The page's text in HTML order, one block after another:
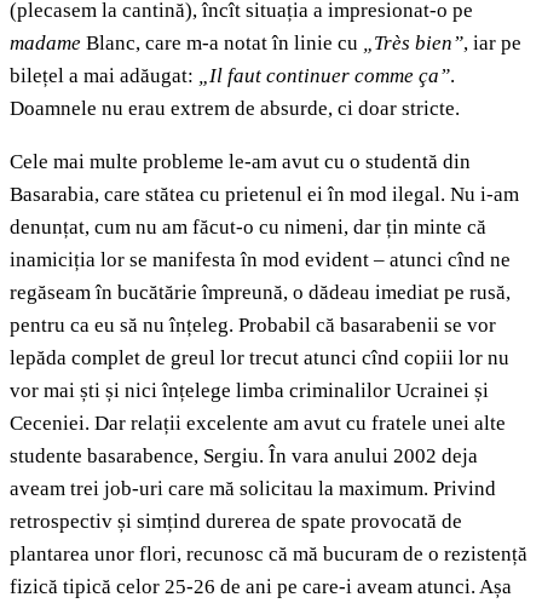
(plecasem la cantină), încît situația a impresionat-o pe
madame Blanc, care m-a notat în linie cu „Très bien”, iar pe
bilețel a mai adăugat: „Il faut continuer comme ça”.
Doamnele nu erau extrem de absurde, ci doar stricte.
Cele mai multe probleme le-am avut cu o studentă din
Basarabia, care stătea cu prietenul ei în mod ilegal. Nu i-am
denunțat, cum nu am făcut-o cu nimeni, dar țin minte că
inamiciția lor se manifesta în mod evident – atunci cînd ne
regăseam în bucătărie împreună, o dădeau imediat pe rusă,
pentru ca eu să nu înțeleg. Probabil că basarabenii se vor
lepăda complet de greul lor trecut atunci cînd copiii lor nu
vor mai ști și nici înțelege limba criminalilor Ucrainei și
Ceceniei. Dar relații excelente am avut cu fratele unei alte
studente basarabence, Sergiu. În vara anului 2002 deja
aveam trei job-uri care mă solicitau la maximum. Privind
retrospectiv și simțind durerea de spate provocată de
plantarea unor flori, recunosc că mă bucuram de o rezistență
fizică tipică celor 25-26 de ani pe care-i aveam atunci. Așa